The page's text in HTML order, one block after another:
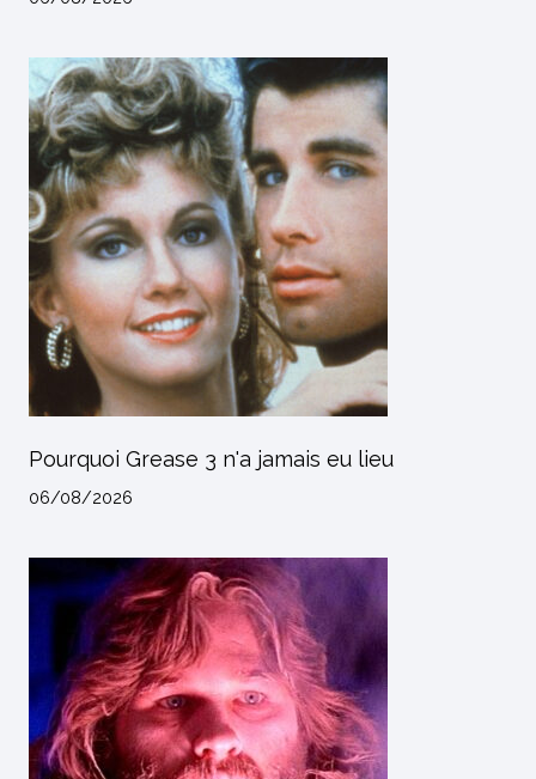
Pourquoi Grease 3 n'a jamais eu lieu
06/08/2026